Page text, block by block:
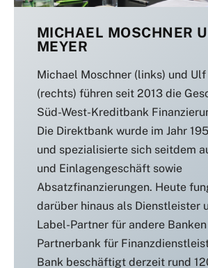
MICHAEL MOSCHNER
MEYER
Michael Moschner (links) und
(rechts) führen seit 2013 die
Süd-West-Kreditbank
Die Direktbank wurde im Jahr
und spezialisierte sich seitdem
und Einlagengeschäft sowie
Absatzfinanzierungen. Heute
darüber hinaus als Dienstleister
Label-Partner für andere
Partnerbank für
Bank beschäftigt derzeit rund